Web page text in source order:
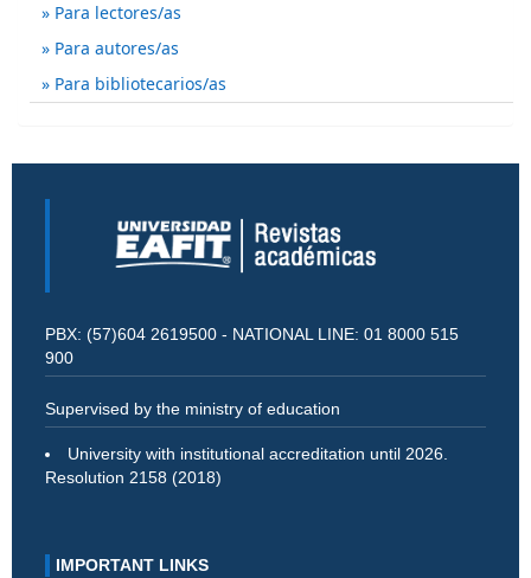
Para lectores/as
Para autores/as
Para bibliotecarios/as
PBX: (57)604 2619500 - NATIONAL LINE: 01 8000 515
900
Supervised by the ministry of education
University with institutional accreditation until 2026.
Resolution 2158 (2018)
IMPORTANT LINKS